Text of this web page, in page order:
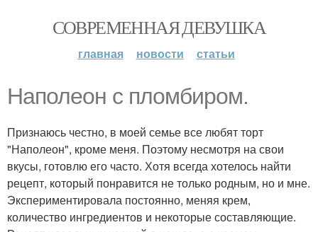
СОВРЕМЕННАЯ ДЕВУШКА
главная новости статьи
Наполеон с пломбиром.
Признаюсь честно, в моей семье все любят торт
"Наполеон", кроме меня. Поэтому несмотря на свои
вкусы, готовлю его часто. Хотя всегда хотелось найти
рецепт, который понравится не только родным, но и мне.
Экспериментировала постоянно, меняя крем,
количество ингредиентов и некоторые составляющие.